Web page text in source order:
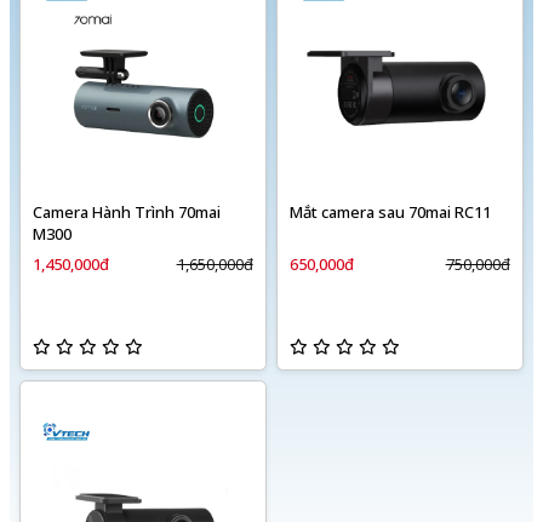
Camera Hành Trình 70mai
M300
1,450,000đ
1,650,000đ
Mắt camera sau 70mai RC11
650,000đ 750,000đ